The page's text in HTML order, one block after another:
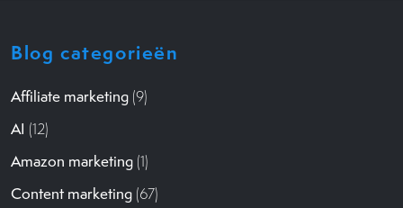
Blog categorieën
Affiliate marketing (9)
AI (12)
Amazon marketing (1)
Content marketing (67)